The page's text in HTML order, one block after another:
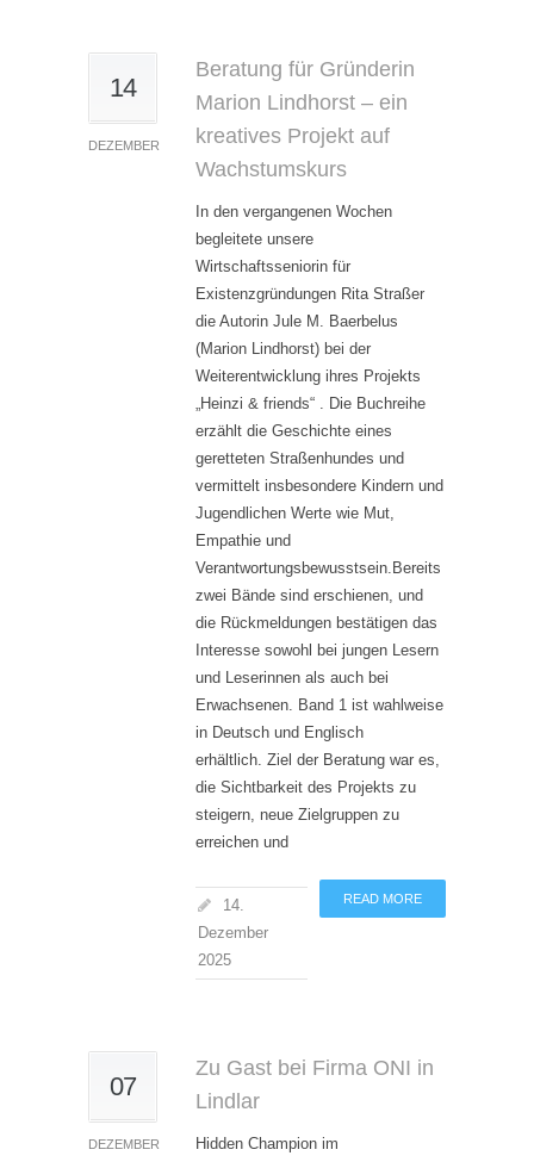
14
DEZEMBER
Beratung für Gründerin
Marion Lindhorst – ein
kreatives Projekt auf
Wachstumskurs
In den vergangenen Wochen
begleitete unsere
Wirtschaftsseniorin für
Existenzgründungen Rita Straßer
die Autorin Jule M. Baerbelus
(Marion Lindhorst) bei der
Weiterentwicklung ihres Projekts
„Heinzi & friends“ . Die Buchreihe
erzählt die Geschichte eines
geretteten Straßenhundes und
vermittelt insbesondere Kindern und
Jugendlichen Werte wie Mut,
Empathie und
Verantwortungsbewusstsein.Bereits
zwei Bände sind erschienen, und
die Rückmeldungen bestätigen das
Interesse sowohl bei jungen Lesern
und Leserinnen als auch bei
Erwachsenen. Band 1 ist wahlweise
in Deutsch und Englisch
erhältlich. Ziel der Beratung war es,
die Sichtbarkeit des Projekts zu
steigern, neue Zielgruppen zu
erreichen und
READ MORE
14.
Dezember
2025
07
DEZEMBER
Zu Gast bei Firma ONI in
Lindlar
Hidden Champion im